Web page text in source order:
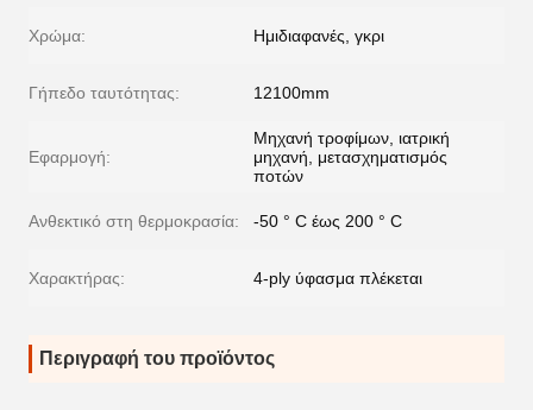
Χρώμα: Ημιδιαφανές, γκρι
Γήπεδο ταυτότητας: 12100mm
Εφαρμογή:
Μηχανή τροφίμων, ιατρική
μηχανή, μετασχηματισμός
ποτών
Ανθεκτικό στη θερμοκρασία: -50 ° C έως 200 ° C
Χαρακτήρας: 4-ply ύφασμα πλέκεται
Περιγραφή του προϊόντος